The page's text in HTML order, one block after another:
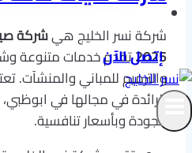
تواصل معنا
إتصل الآن
شركة نسر الخليج هيشركة
2025تقدم خدمات متنوعة
والترميم للمباني والمنشآت.
الرائدة في مجالها في
الجودة وبأسعار تنافسية.